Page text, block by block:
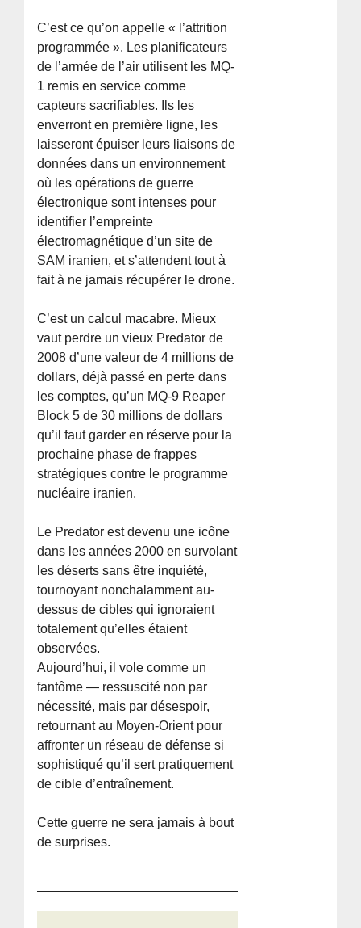
C’est ce qu’on appelle « l’attrition
programmée ». Les planificateurs
de l’armée de l’air utilisent les MQ-
1 remis en service comme
capteurs sacrifiables. Ils les
enverront en première ligne, les
laisseront épuiser leurs liaisons de
données dans un environnement
où les opérations de guerre
électronique sont intenses pour
identifier l’empreinte
électromagnétique d’un site de
SAM iranien, et s’attendent tout à
fait à ne jamais récupérer le drone.
C’est un calcul macabre. Mieux
vaut perdre un vieux Predator de
2008 d’une valeur de 4 millions de
dollars, déjà passé en perte dans
les comptes, qu’un MQ-9 Reaper
Block 5 de 30 millions de dollars
qu’il faut garder en réserve pour la
prochaine phase de frappes
stratégiques contre le programme
nucléaire iranien.
Le Predator est devenu une icône
dans les années 2000 en survolant
les déserts sans être inquiété,
tournoyant nonchalamment au-
dessus de cibles qui ignoraient
totalement qu’elles étaient
observées.
Aujourd’hui, il vole comme un
fantôme — ressuscité non par
nécessité, mais par désespoir,
retournant au Moyen-Orient pour
affronter un réseau de défense si
sophistiqué qu’il sert pratiquement
de cible d’entraînement.
Cette guerre ne sera jamais à bout
de surprises.